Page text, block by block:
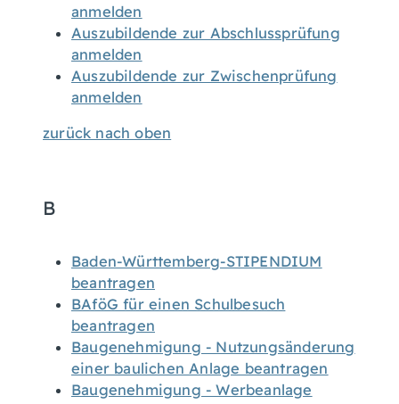
anmelden
Auszubildende zur Abschlussprüfung
anmelden
Auszubildende zur Zwischenprüfung
anmelden
zurück nach oben
B
Baden-Württemberg-STIPENDIUM
beantragen
BAföG für einen Schulbesuch
beantragen
Baugenehmigung - Nutzungsänderung
einer baulichen Anlage beantragen
Baugenehmigung - Werbeanlage